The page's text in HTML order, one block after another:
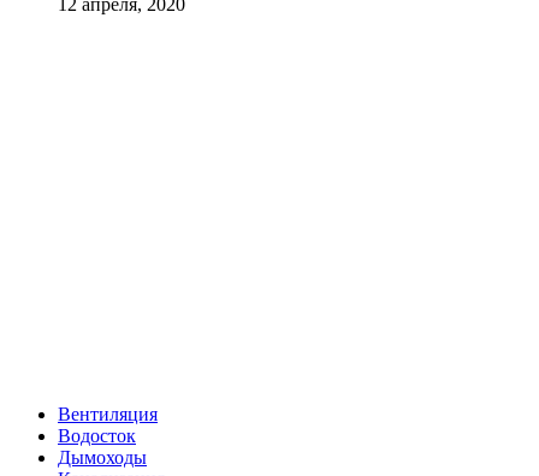
12 апреля, 2020
Вентиляция
Водосток
Дымоходы